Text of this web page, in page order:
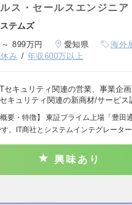
ス・セールスエンジニア
テムズ
899万円 愛知県 海外
み 年収600万以上
セキュリティ関連の営業、事業企
キュリティ関連の新商材/サービス
概要・特徴】 東証プライム上場「豊
。IT商社とシステムインテグレータ
興味あり